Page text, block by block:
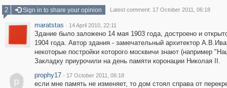
2
Sign in to share your opinion Latest comment: 17 October 2011, 06:18
maratstas · 14 April 2010, 22:11
Здание было заложено 14 мая 1903 года, достроено и
1904 года. Автор здания - замечательный архитектор
некоторые постройки которого москвичи знают (например
Закладку приурочили на день памяти коронации Николая II.
p
prophy17 · 17 October 2011, 06:18
если мне память не изменяет, то дом стоял справа от